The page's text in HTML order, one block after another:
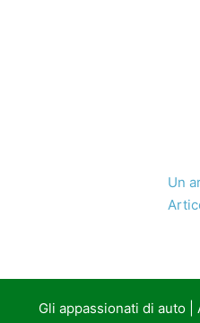
Un
Gli appassionati di auto|